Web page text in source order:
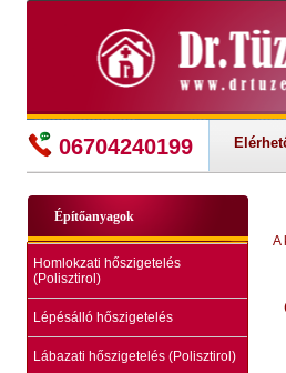
06704240199
Építőanyagok
Homlokzati hőszigetelés
(Polisztirol)
Lépésálló hőszigetelés
Lábazati hőszigetelés (Polisztirol)
A